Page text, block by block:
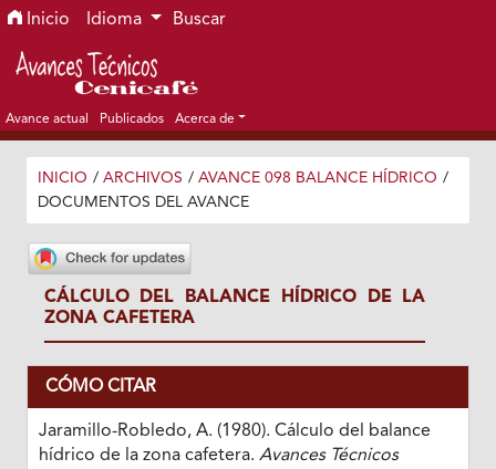
Ir al menú de navegación principal
Ir al contenido principal
Ir al pie de página del sitio
Inicio Idioma Buscar
Avance actual Publicados Acerca de
INICIO / ARCHIVOS / AVANCE 098 BALANCE HÍDRICO /
DOCUMENTOS DEL AVANCE
CÁLCULO DEL BALANCE HÍDRICO DE LA
ZONA CAFETERA
CÓMO CITAR
Jaramillo-Robledo, A. (1980). Cálculo del balance
hídrico de la zona cafetera. Avances Técnicos